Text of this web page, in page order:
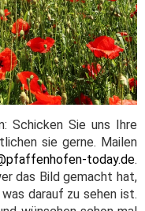
Schicken Sie uns Ihre
sie gerne. Mailen
today.de.
das Bild gemacht hat,
darauf zu sehen ist.